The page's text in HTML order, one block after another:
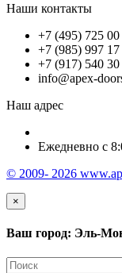
Наши контакты
+7 (495) 725 00
+7 (985) 997 17
+7 (917) 540 30
info@apex-
Наш адрес
Ежедневно с
© 2009- 2026
×
Ваш город: Эль-